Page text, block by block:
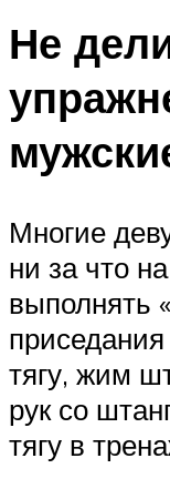
Не
Многие
ни за что
выполнять
тягу, жим
рук со
тягу в